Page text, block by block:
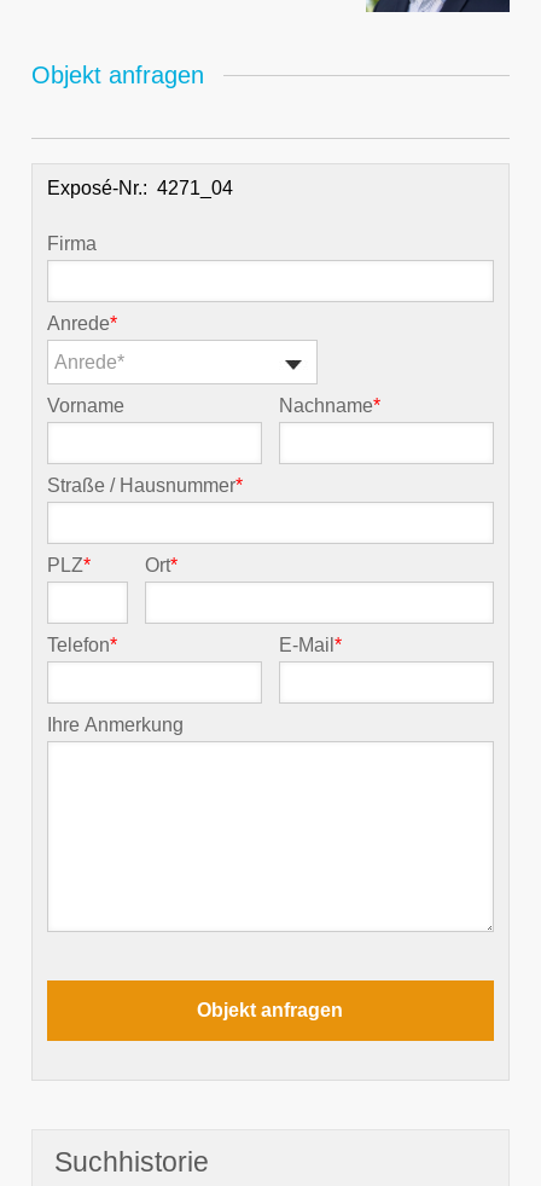
Objekt anfragen
Exposé-Nr.:
Firma
Anrede*
Anrede*
Vorname Nachname*
Straße / Hausnummer*
PLZ* Ort*
Telefon* E-Mail*
Ihre Anmerkung
Suchhistorie